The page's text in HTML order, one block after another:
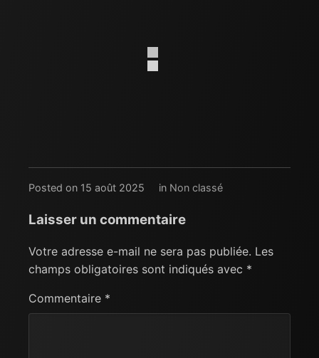
Posted on 15 août 2025 in Non classé
Laisser un commentaire
Votre adresse e-mail ne sera pas publiée. Les
champs obligatoires sont indiqués avec *
Commentaire *